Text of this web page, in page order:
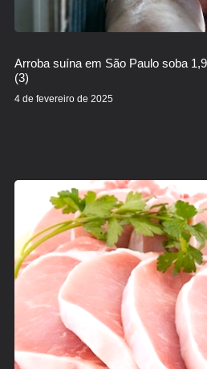
Arroba suína em São Paulo soba
(3)
4 de fevereiro de 2025